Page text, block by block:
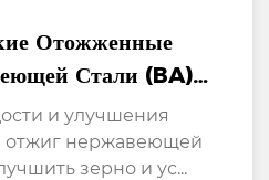
Отожженные
Стали (BA)
и улучшения
отжиг нержавеющей
зерно и ус...